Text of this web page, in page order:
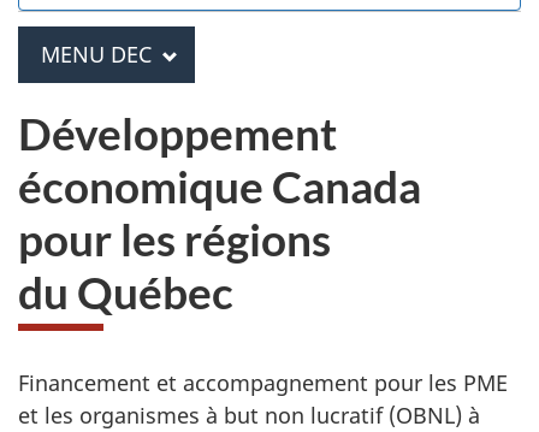
au
sondage
du
site
web,
M
e
n
u
D
E
C
PRINCIPAL
MENU DEC
Développement
économique Canada
pour les régions
du Québec
Financement et accompagnement pour les PME
et les organismes à but non lucratif (OBNL) à